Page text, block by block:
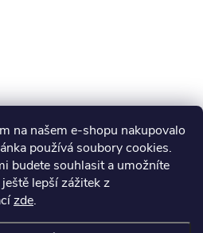
na našem e-shopu nakupovalo
používá soubory cookies.
budete souhlasit a umožníte
lepší zážitek z
zde.